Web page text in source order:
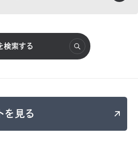
Up
ナトコの遮熱塗料
パフォーマシリーズ
加剤
グラビア印刷
検索する
を見る